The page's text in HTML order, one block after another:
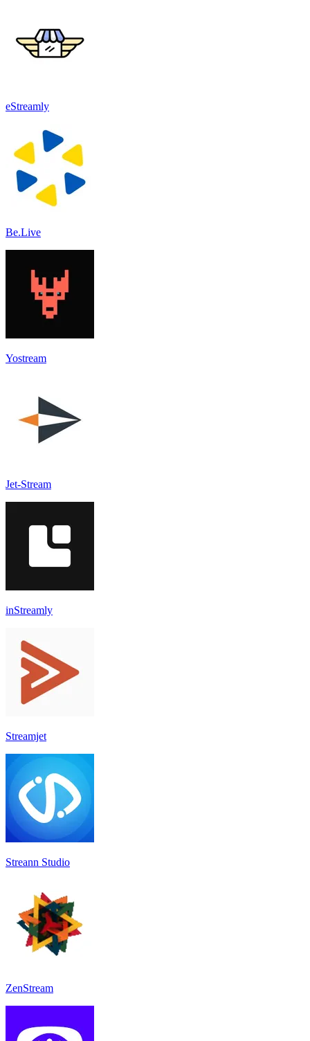
eStreamly
Be.Live
Yostream
Jet-Stream
inStreamly
Streamjet
Streann Studio
ZenStream